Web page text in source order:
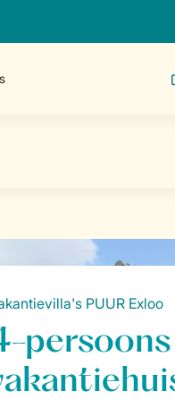
PUUR Exloo
persoons